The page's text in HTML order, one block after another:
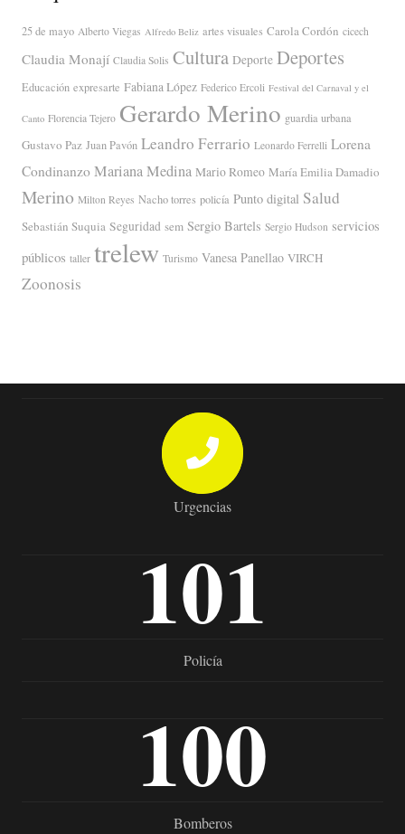
25 de mayo Alberto Viegas Alfredo Beliz artes visuales Carola Cordón cicech
Claudia Monají Claudia Solis Cultura Deporte Deportes
Educación expresarte Fabiana López Federico Ercoli Festival del Carnaval y el
Canto Florencia Tejero Gerardo Merino guardia urbana
Gustavo Paz Juan Pavón Leandro Ferrario Leonardo Ferrelli Lorena
Condinanzo Mariana Medina Mario Romeo María Emilia Damadio
Merino Milton Reyes Nacho torres policía Punto digital Salud
Sebastián Suquia Seguridad sem Sergio Bartels Sergio Hudson servicios
públicos taller trelew Turismo Vanesa Panellao VIRCH
Zoonosis
Urgencias
101
Policía
100
Bomberos